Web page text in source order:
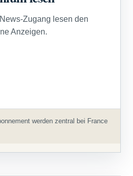
Zugang lesen den
Anzeigen.
werden zentral bei France